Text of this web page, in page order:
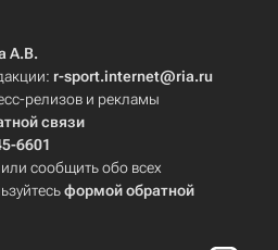
А.В.
r-sport.internet@ria.ru
релизов и рекламы
связи
6601
сообщить обо всех
формой обратной